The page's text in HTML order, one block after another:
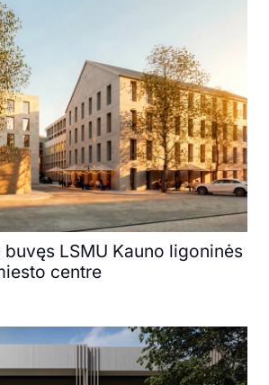
LSMU Kauno ligoninės
centre